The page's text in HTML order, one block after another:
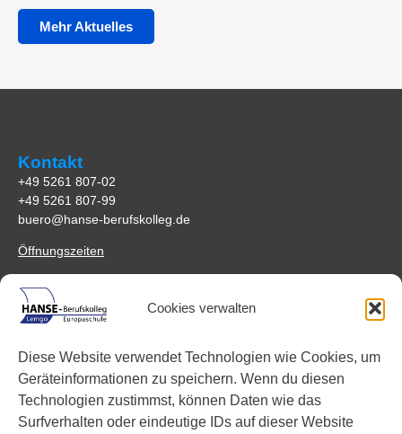
Cookies verwalten
Diese Website verwendet Technologien wie Cookies, um
Geräteinformationen zu speichern. Wenn du diesen
Technologien zustimmst, können Daten wie das
Surfverhalten oder eindeutige IDs auf dieser Website
Mehr Aktuelles
Kontakt
+49 5261 807-02
+49 5261 807-99
buero@hanse-berufskolleg.de
Öffnungszeiten
Anfahrt
HANSE-Berufskolleg Lemgo
32657 Lemgo